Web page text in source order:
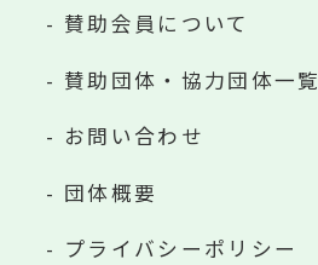
賛助会員について
賛助団体・協力団体一覧
お問い合わせ
団体概要
プライバシーポリシー